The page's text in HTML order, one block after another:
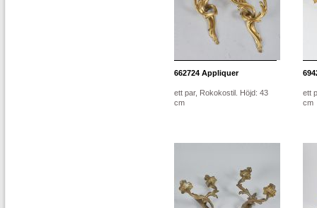
662724 Appliquer
ett par, Rokokostil. Höjd: 43
cm
ett
cm